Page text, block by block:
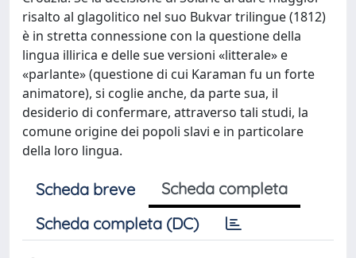
risalto al glagolitico nel suo Bukvar trilingue (1812)
è in stretta connessione con la questione della
lingua illirica e delle sue versioni «litterale» e
«parlante» (questione di cui Karaman fu un forte
animatore), si coglie anche, da parte sua, il
desiderio di confermare, attraverso tali studi, la
comune origine dei popoli slavi e in particolare
della loro lingua.
Scheda breve
Scheda completa
Scheda completa (DC)